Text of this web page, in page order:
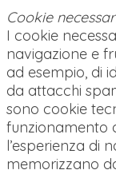
Cookie
I cookie
navigazione e
ad esempio, di
da attacchi
sono cookie
funzionamento
l’esperienza di
memorizzano